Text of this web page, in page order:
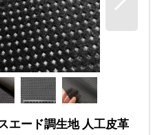
エード調生地 人工皮革